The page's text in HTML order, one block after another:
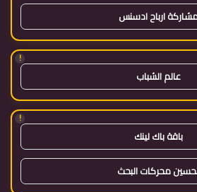
ارباح ادسنس
!
عالم الشباب
!
باقة باك لينك
محركات البحث